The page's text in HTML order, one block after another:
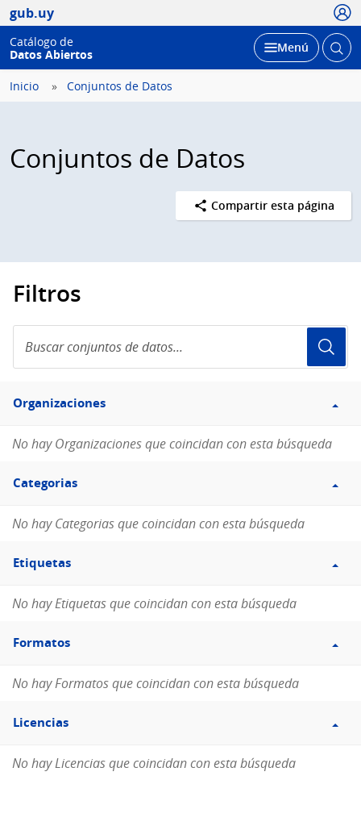
gub.uy
Catálogo de
Datos Abiertos
Desplegar
Menú Abrir
Inicio Conjuntos de Datos
Conjuntos de Datos
Compartir esta página
Filtros
conjuntos
de
Filtro
Organizaciones
Organizaciones
No hay Organizaciones que coincidan con esta búsqueda
Filtro
Categorias
Categorias
No hay Categorias que coincidan con esta búsqueda
Filtro
Etiquetas
Etiquetas
No hay Etiquetas que coincidan con esta búsqueda
Filtro
Formatos
Formatos
No hay Formatos que coincidan con esta búsqueda
Filtro
Licencias
Licencias
No hay Licencias que coincidan con esta búsqueda